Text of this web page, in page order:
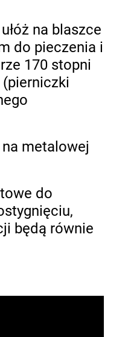
na blaszce
do pieczenia i
170 stopni
metalowej
do
będą równie